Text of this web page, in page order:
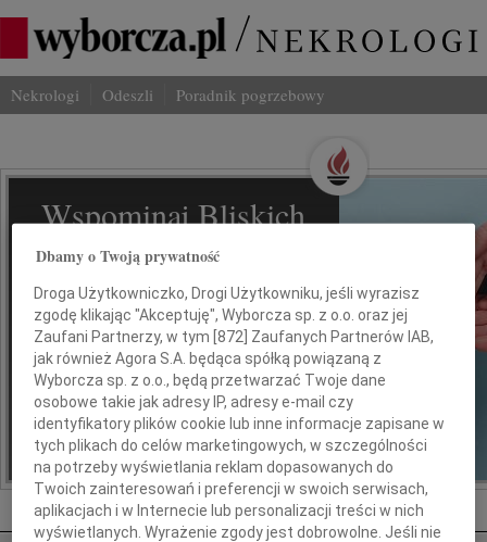
Nekrologi Odeszli Poradnik pogrzebowy
Wspominaj Bliskich
Na Odeszli.pl
Jak ich zapamiętaliśmy? Serwis
odeszli.pl z Grupy Wyborcza, to
możliwość stworzenia unikalnego
wspomnienia. Dziel się nim z rodziną i
przyjaciółmi.
*ogłoszenie
Nekrologi Katowice
Dbamy o Twoją prywatność
Droga Użytkowniczko, Drogi Użytkowniku, jeśli wyrazisz
zgodę klikając "Akceptuję", Wyborcza sp. z o.o. oraz jej
Zaufani Partnerzy, w tym [872 ] Zaufanych Partnerów IAB,
jak również Agora S.A. będąca spółką powiązaną z
Wyborcza sp. z o.o., będą przetwarzać Twoje dane
osobowe takie jak adresy IP, adresy e-mail czy
identyfikatory plików cookie lub inne informacje zapisane w
tych plikach do celów marketingowych, w szczególności
na potrzeby wyświetlania reklam dopasowanych do
Twoich zainteresowań i preferencji w swoich serwisach,
aplikacjach i w Internecie lub personalizacji treści w nich
wyświetlanych. Wyrażenie zgody jest dobrowolne. Jeśli nie